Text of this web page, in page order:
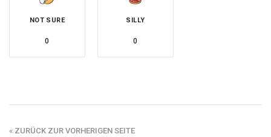
NOT SURE
0
SILLY
0
« ZURÜCK ZUR VORHERIGEN SEITE